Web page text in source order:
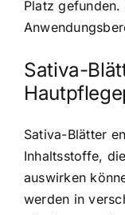
Platz
Sativa-
Sativa-Blätter
Inhaltsstoffe,
auswirken
werden in